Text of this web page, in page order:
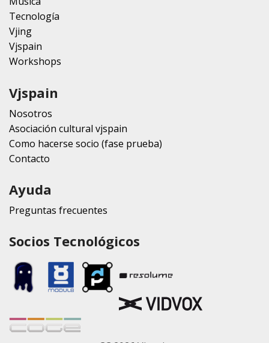
Tecnología
Vjing
Vjspain
Workshops
Vjspain
Nosotros
Asociación cultural vjspain
Como hacerse socio (fase prueba)
Contacto
Ayuda
Preguntas frecuentes
Socios Tecnológicos